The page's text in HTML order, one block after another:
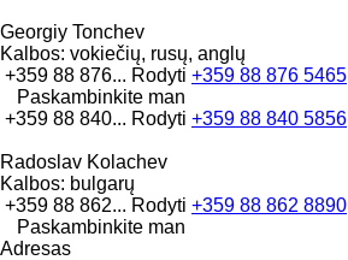
Georgiy Tonchev
Kalbos: vokiečių, rusų, anglų
+359 88 876... Rodyti +359 88 876 5465
Paskambinkite man
+359 88 840... Rodyti +359 88 840 5856
Radoslav Kolachev
Kalbos: bulgarų
+359 88 862... Rodyti +359 88 862 8890
Paskambinkite man
Adresas